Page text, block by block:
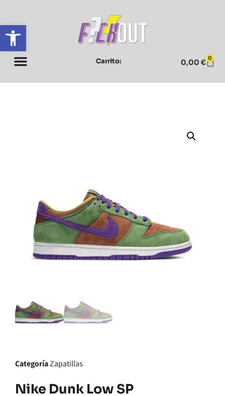
Abrir barra de herramientas
Carrito: 0,00 € 0
CategoríaZapatillas
Nike Dunk Low SP